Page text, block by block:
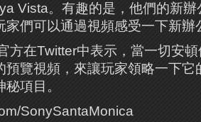
Vista。有趣的是，他們的新
家們可以通過視頻感受一下新辦
方在Twitter中表示，當一切安
預覽視頻，來讓玩家領略一下它
項目。
SonySantaMonica